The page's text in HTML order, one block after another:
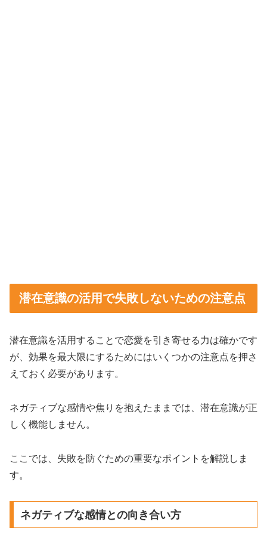
潜在意識の活用で失敗しないための注意点
潜在意識を活用することで恋愛を引き寄せる力は確かです
が、効果を最大限にするためにはいくつかの注意点を押さ
えておく必要があります。
ネガティブな感情や焦りを抱えたままでは、潜在意識が正
しく機能しません。
ここでは、失敗を防ぐための重要なポイントを解説しま
す。
ネガティブな感情との向き合い方